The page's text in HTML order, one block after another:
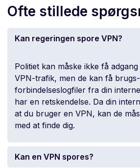
Ofte stillede
Kan regeringen spore VPN?
Politiet kan måske ikke få
VPN-trafik, men de kan få
forbindelseslogfiler fra din
har en retskendelse. Da din
at du bruger en VPN, kan de
med at finde dig.
Kan en VPN spores?